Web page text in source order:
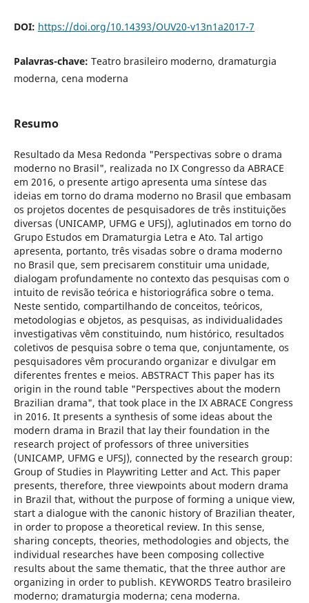
DOI: https://doi.org/10.14393/OUV20-v13n1a2017-7
Palavras-chave: Teatro brasileiro moderno, dramaturgia
moderna, cena moderna
Resumo
Resultado da Mesa Redonda "Perspectivas sobre o drama
moderno no Brasil", realizada no IX Congresso da ABRACE
em 2016, o presente artigo apresenta uma síntese das
ideias em torno do drama moderno no Brasil que embasam
os projetos docentes de pesquisadores de três instituições
diversas (UNICAMP, UFMG e UFSJ), aglutinados em torno do
Grupo Estudos em Dramaturgia Letra e Ato. Tal artigo
apresenta, portanto, três visadas sobre o drama moderno
no Brasil que, sem precisarem constituir uma unidade,
dialogam profundamente no contexto das pesquisas com o
intuito de revisão teórica e historiográfica sobre o tema.
Neste sentido, compartilhando de conceitos, teóricos,
metodologias e objetos, as pesquisas, as individualidades
investigativas vêm constituindo, num histórico, resultados
coletivos de pesquisa sobre o tema que, conjuntamente, os
pesquisadores vêm procurando organizar e divulgar em
diferentes frentes e meios. ABSTRACT This paper has its
origin in the round table "Perspectives about the modern
Brazilian drama", that took place in the IX ABRACE Congress
in 2016. It presents a synthesis of some ideas about the
modern drama in Brazil that lay their foundation in the
research project of professors of three universities
(UNICAMP, UFMG e UFSJ), connected by the research group:
Group of Studies in Playwriting Letter and Act. This paper
presents, therefore, three viewpoints about modern drama
in Brazil that, without the purpose of forming a unique view,
start a dialogue with the canonic history of Brazilian theater,
in order to propose a theoretical review. In this sense,
sharing concepts, theories, methodologies and objects, the
individual researches have been composing collective
results about the same thematic, that the three author are
organizing in order to publish. KEYWORDS Teatro brasileiro
moderno; dramaturgia moderna; cena moderna.